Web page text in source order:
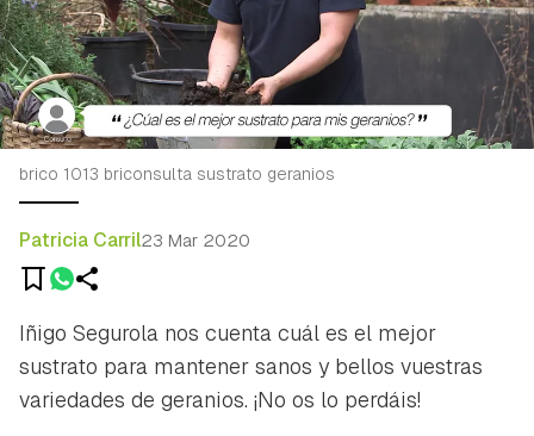
brico 1013 briconsulta sustrato geranios
Patricia Carril23 Mar 2020
Iñigo Segurola nos cuenta cuál es el mejor
sustrato para mantener sanos y bellos vuestras
variedades de geranios. ¡No os lo perdáis!